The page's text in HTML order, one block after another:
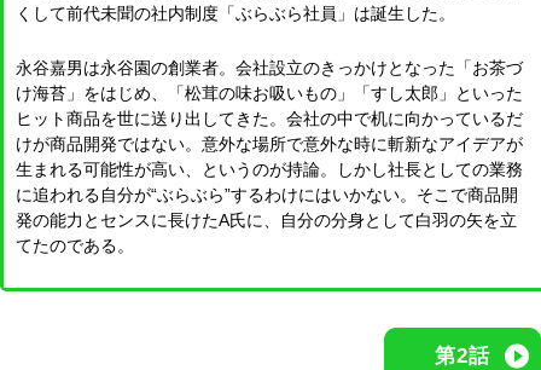
くして前代未聞の社内制度「ぶらぶら社員」は誕生した。
永谷嘉男は永谷園の創業者。会社設立のきっかけとなった「お茶づ
け海苔」をはじめ、「松茸の味お吸いもの」「すし太郎」といった
ヒット商品を世に送り出してきた。会社の中で机に向かっているだ
けが商品開発ではない。意外な場所で意外な時に斬新なアイデアが
生まれる可能性が高い、というのが持論。しかし社長としての業務
に追われる自分が“ぶらぶら”するわけにはいかない。そこで商品開
発の能力とセンスに長けたA氏に、自分の分身として白羽の矢を立
てたのである。
第2話